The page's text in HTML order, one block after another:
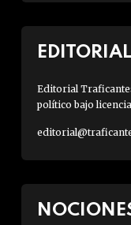
EDITORIAL
Editorial
político bajo